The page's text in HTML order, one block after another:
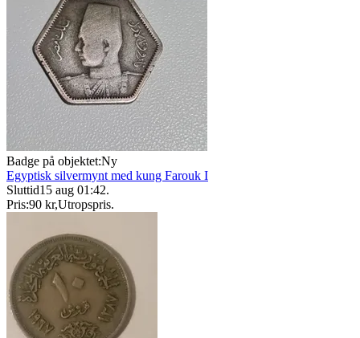
Badge på objektet:Ny
Egyptisk silvermynt med kung Farouk I
Sluttid15 aug 01:42.
Pris:90 kr,Utropspris.